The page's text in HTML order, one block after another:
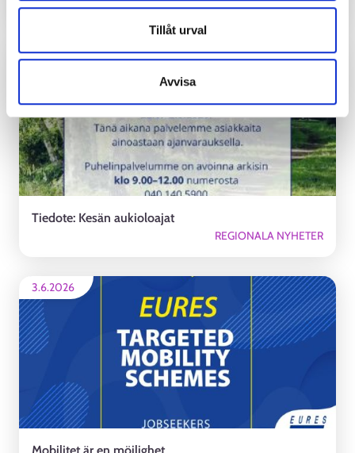
Tillåt urval
Avvisa
REGIONALA NYHETER
3.6.2026
Tiedote: Kesän aukioloajat
REGIONALA NYHETER
3.6.2026